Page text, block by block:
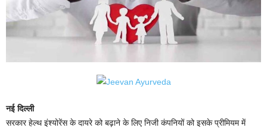
नई दिल्ली
सरकार हेल्थ इंश्योरेंस के दायरे को बढ़ाने के लिए निजी कंपनियों को इसके प्रीमियम में